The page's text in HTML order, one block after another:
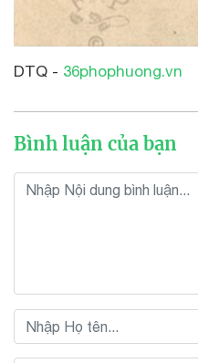
DTQ - 36phophuong.vn
Bình luận của bạn